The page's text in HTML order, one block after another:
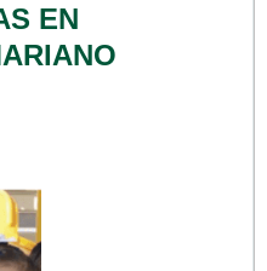
EN